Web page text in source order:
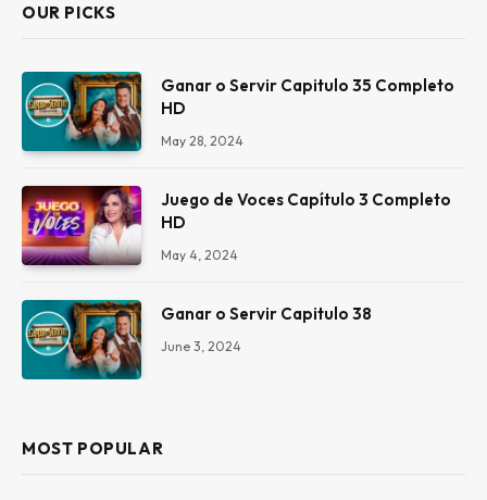
OUR PICKS
Ganar o Servir Capitulo 35 Completo
HD
May 28, 2024
Juego de Voces Capítulo 3 Completo
HD
May 4, 2024
Ganar o Servir Capitulo 38
June 3, 2024
MOST POPULAR